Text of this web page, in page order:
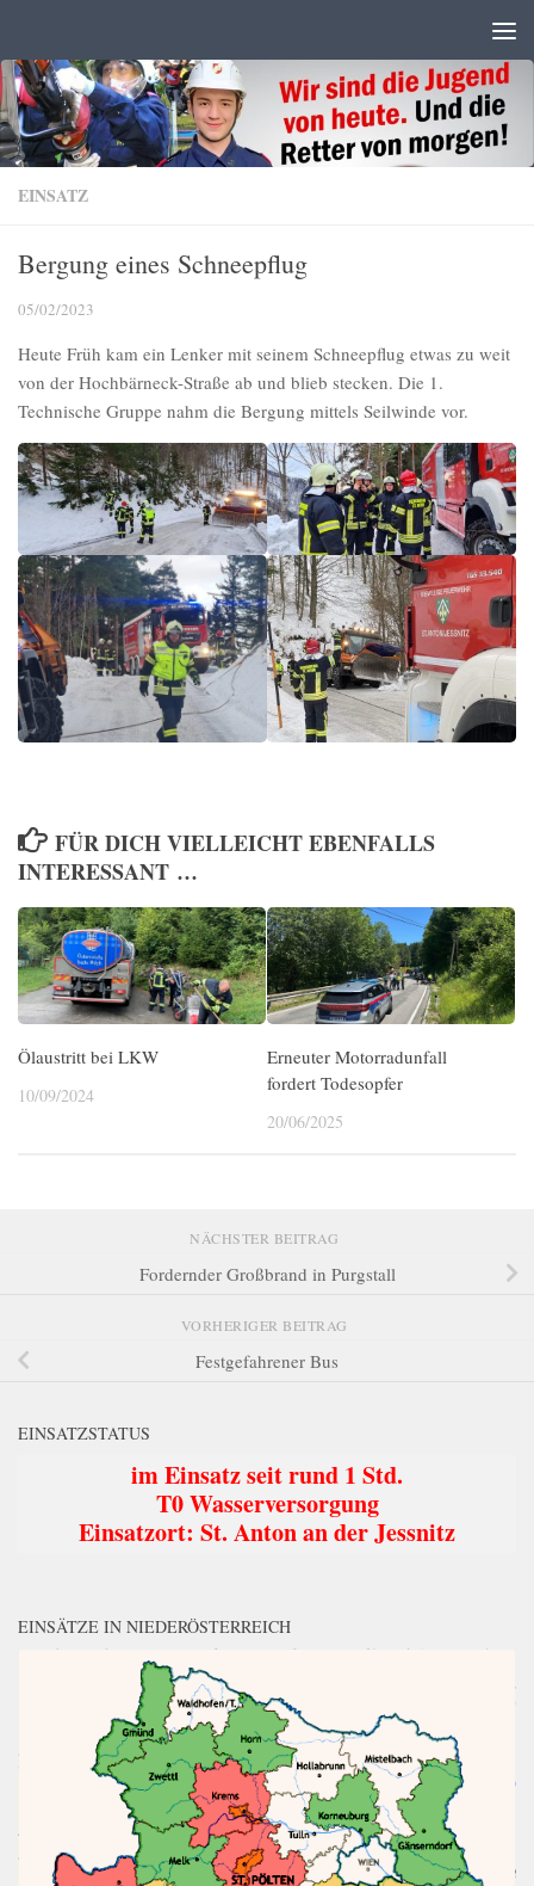
EINSATZ
Bergung eines Schneepflug
05/02/2023
Heute Früh kam ein Lenker mit seinem Schneepflug etwas zu weit
von der Hochbärneck-Straße ab und blieb stecken. Die 1.
Technische Gruppe nahm die Bergung mittels Seilwinde vor.
FÜR DICH VIELLEICHT EBENFALLS
INTERESSANT …
Ölaustritt bei LKW
10/09/2024
Erneuter Motorradunfall
fordert Todesopfer
20/06/2025
NÄCHSTER BEITRAG
Fordernder Großbrand in Purgstall
VORHERIGER BEITRAG
Festgefahrener Bus
EINSATZSTATUS
im Einsatz seit rund 1 Std.
T0 Wasserversorgung
Einsatzort: St. Anton an der Jessnitz
EINSÄTZE IN NIEDERÖSTERREICH